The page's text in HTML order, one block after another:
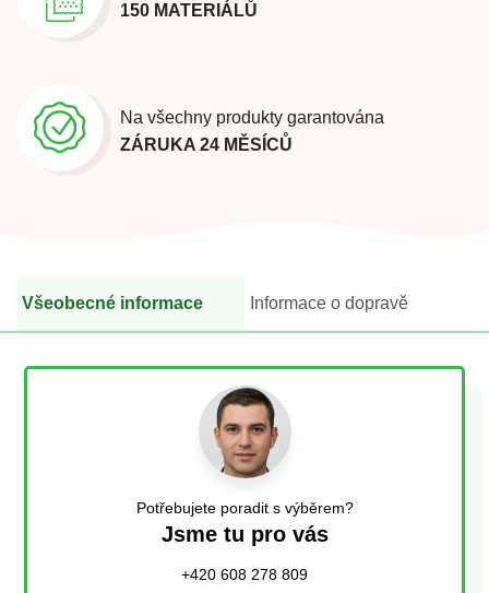
150 MATERIÁLŮ
Na všechny produkty garantována
ZÁRUKA 24 MĚSÍCŮ
Všeobecné informace Informace o dopravě
Potřebujete poradit s výběrem?
Jsme tu pro vás
+420 608 278 809